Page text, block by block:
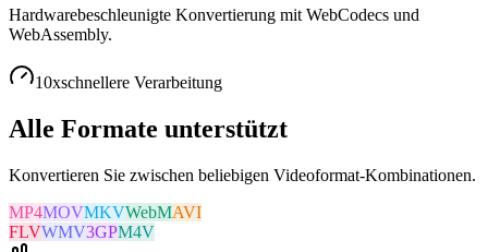
Hardwarebeschleunigte Konvertierung mit WebCodecs und
WebAssembly.
10xschnellere Verarbeitung
Alle Formate unterstützt
Konvertieren Sie zwischen beliebigen Videoformat-Kombinationen.
MP4MOVMKVWebMAVI
FLVWMV3GPM4V